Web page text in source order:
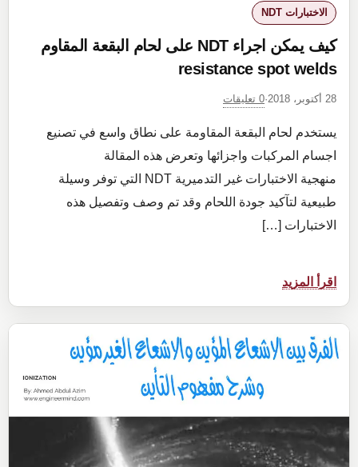
الاختبارات NDT
كيف يمكن اجراء NDT على لحام البقعة المقاوم
resistance spot welds
28 أكتوبر، 2018 ·0 تعليقات
يستخدم لحام البقعة المقاومة على نطاق واسع في تصنيع
اجسام المركبات واجزائها وتعرض هذه المقالة
منهجية الاختبارات غير التدميرية NDT التي توفر وسيلة
طبيعية لتآكيد جودة اللحام وقد تم وصف وتفصيل هذه
الاختبارات […]
اقرأ المزيد
كيف
يمكن
اجراء
على
لحام
البقعة